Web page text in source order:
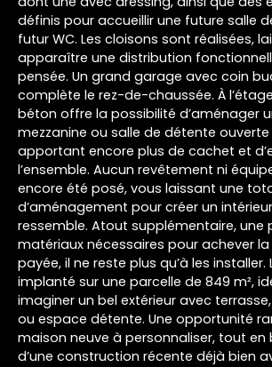
définis pour accueillir une future salle
futur WC. Les cloisons sont réalisées,
apparaître une distribution
pensée. Un grand garage avec coin
complète le rez-de-chaussée. À
béton offre la possibilité d’aménager
mezzanine ou salle de détente ouverte
apportant encore plus de cachet et
l’ensemble. Aucun revêtement ni
encore été posé, vous laissant une
d’aménagement pour créer un
ressemble. Atout supplémentaire, une
matériaux nécessaires pour achever
payée, il ne reste plus qu’à les installer.
implanté sur une parcelle de 849 m²,
imaginer un bel extérieur avec
ou espace détente. Une opportunité
maison neuve à personnaliser, tout en
d’une construction récente déjà bien